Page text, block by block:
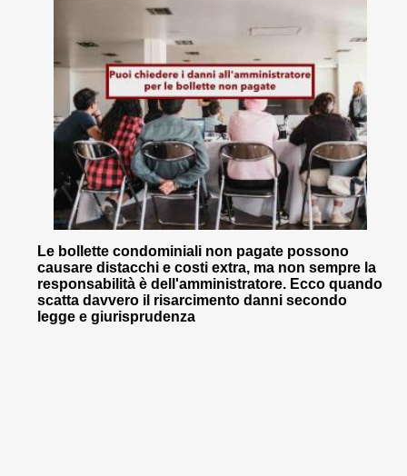
Le bollette condominiali non pagate possono
causare distacchi e costi extra, ma non sempre la
responsabilità è dell'amministratore. Ecco quando
scatta davvero il risarcimento danni secondo
legge e giurisprudenza